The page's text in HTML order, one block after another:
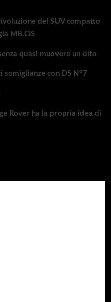
del SUV compatto
MB.OS
quasi muovere un dito
somiglianze con DS N°7
Rover ha la propria idea di